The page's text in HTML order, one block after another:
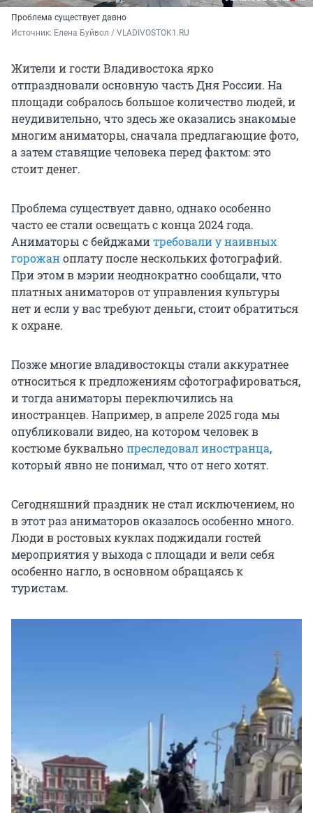
Проблема существует давно
Источник: Елена Буйвол / VLADIVOSTOK1.RU
Жители и гости Владивостока ярко
отпраздновали основную часть Дня России. На
площади собралось большое количество людей, и
неудивительно, что здесь же оказались знакомые
многим аниматоры, сначала предлагающие фото,
а затем ставящие человека перед фактом: это
стоит денег.
Проблема существует давно, однако особенно
часто ее стали освещать с конца 2024 года.
Аниматоры с бейджамитребовали у наивных
горожаноплату после нескольких фотографий.
При этом в мэрии неоднократно сообщали, что
платных аниматоров от управления культуры
нет и если у вас требуют деньги, стоит обратиться
к охране.
Позже многие владивостокцы стали аккуратнее
относиться к предложениям сфотографироваться,
и тогда аниматоры переключились на
иностранцев. Например, в апреле 2025 года мы
опубликовали видео, на котором человек в
костюме буквальнопреследовал иностранца,
который явно не понимал, что от него хотят.
Сегодняшний праздник не стал исключением, но
в этот раз аниматоров оказалось особенно много.
Люди в ростовых куклах поджидали гостей
мероприятия у выхода с площади и вели себя
особенно нагло, в основном обращаясь к
туристам.